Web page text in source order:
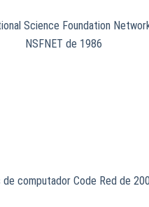
Science Foundation
NSFNET de 1986
de computador Code Red de